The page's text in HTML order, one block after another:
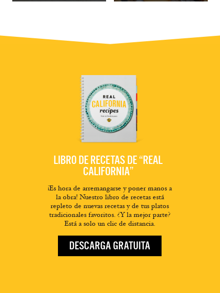
LIBRO DE RECETAS DE “REAL
CALIFORNIA”
¡Es hora de arremangarse y poner manos a
la obra! Nuestro libro de recetas está
repleto de nuevas recetas y de tus platos
tradicionales favoritos. ¿Y la mejor parte?
Está a solo un clic de distancia.
DESCARGA GRATUITA